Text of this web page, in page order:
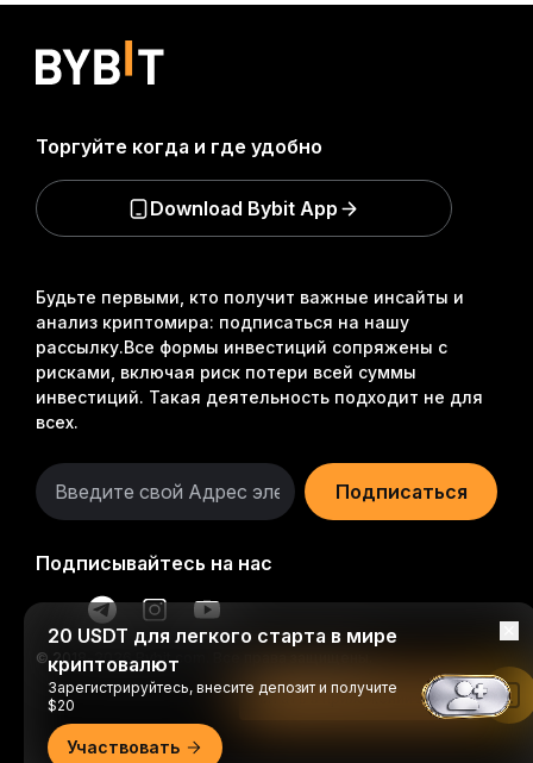
Будьте первыми, кто получит важные инсайты и
анализ криптомира: подписаться на нашу
рассылку.Все формы инвестиций сопряжены с
рисками, включая риск потери всей суммы
инвестиций. Такая деятельность подходит не для
всех.
Подписаться
Подписывайтесь на нас
© 2018-2026 Bybit.com. Все права защищены.
Торгуйте когда и где удобно
Download Bybit App
20 USDT для легкого старта в мире
криптовалют
Зарегистрируйтесь, внесите депозит и получите
$20
Участвовать
Читать в приложении Bybit